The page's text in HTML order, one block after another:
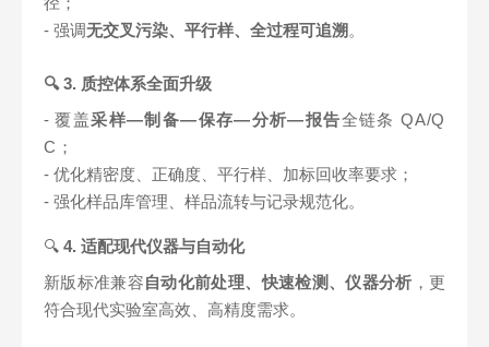
- 强调无交叉污染、平行样、全过程可追溯 。
🔍 3. 质控体系全面升级
- 覆盖采样—制备—保存—分析—报告全链条QA/Q
C ；
- 优化精密度、正确度、平行样、加标回收率要求；
- 强化样品库管理、样品流转与记录规范化。
🔍 4. 适配现代仪器与自动化
新版标准兼容自动化前处理、快速检测、仪器分析 ，更
符合现代实验室高效、高精度需求。